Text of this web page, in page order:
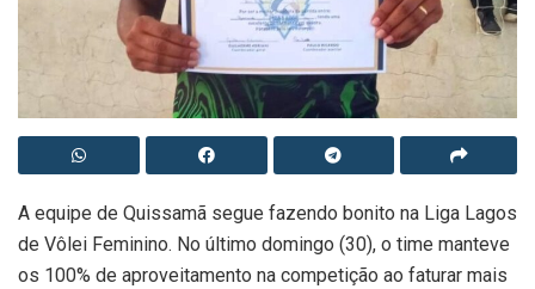
A equipe de Quissamã segue fazendo bonito na Liga Lagos
de Vôlei Feminino. No último domingo (30), o time manteve
os 100% de aproveitamento na competição ao faturar mais